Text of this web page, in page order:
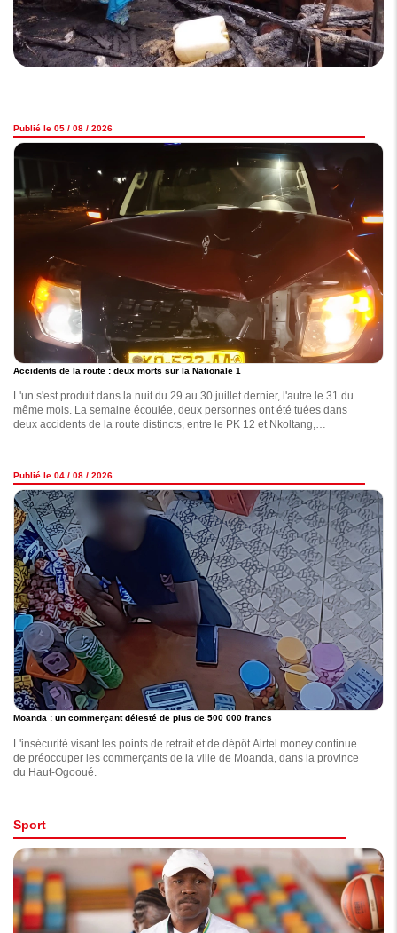
Publié le 05 / 08 / 2026
Accidents de la route : deux morts sur la Nationale 1
L'un s'est produit dans la nuit du 29 au 30 juillet dernier, l'autre le 31 du
même mois. La semaine écoulée, deux personnes ont été tuées dans
deux accidents de la route distincts, entre le PK 12 et Nkoltang,
Publié le 04 / 08 / 2026
Moanda : un commerçant délesté de plus de 500 000 francs
L'insécurité visant les points de retrait et de dépôt Airtel money continue
de préoccuper les commerçants de la ville de Moanda, dans la province
du Haut-Ogooué.
Sport